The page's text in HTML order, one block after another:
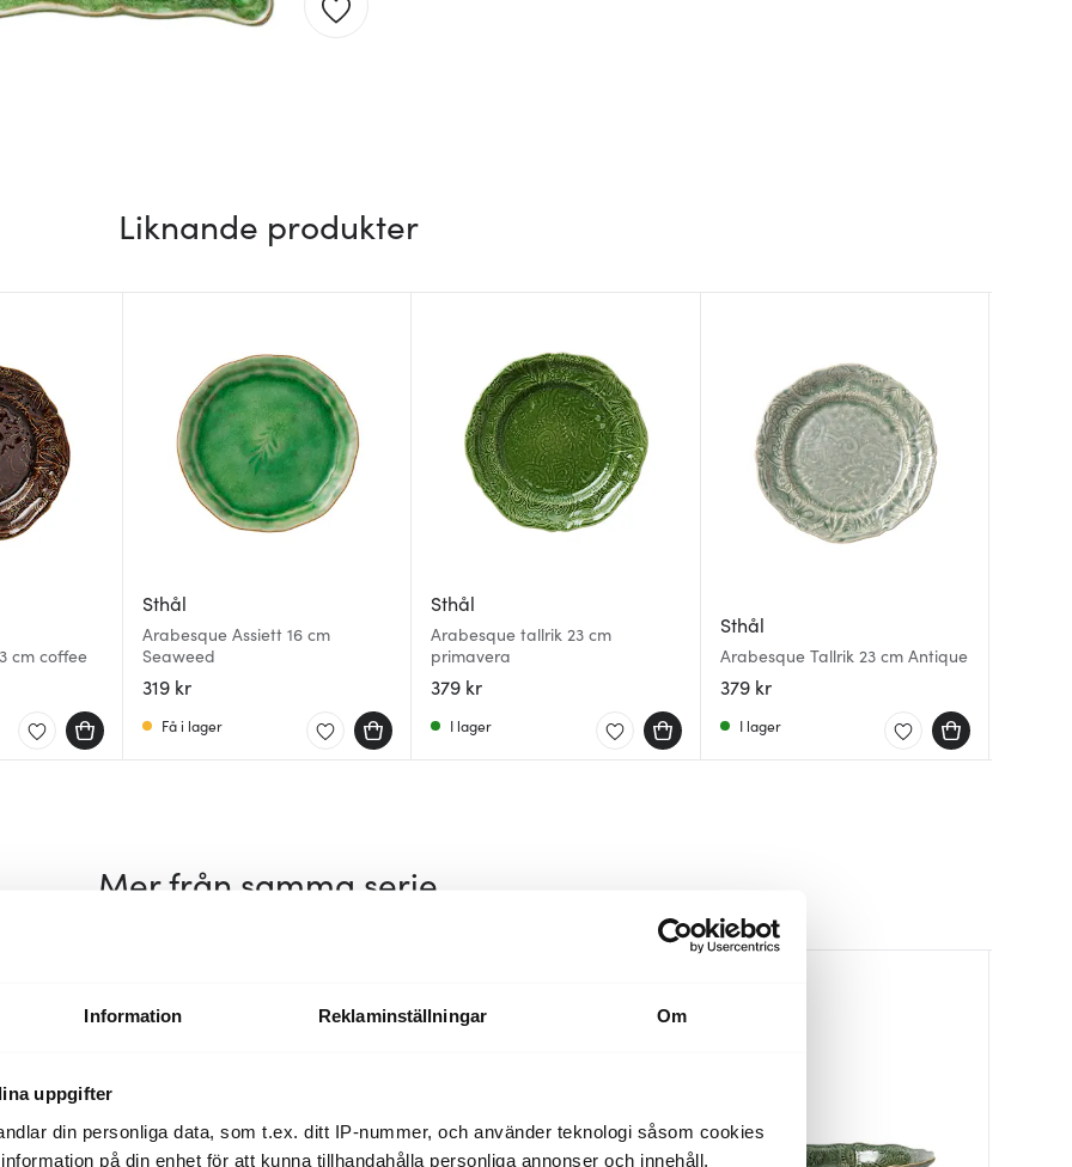
Information Reklaminställningar Om
uppgifter
din personliga data, som t.ex. ditt IP-nummer, och använder teknologi såsom cookies
på din enhet för att kunna tillhandahålla personliga annonser och innehåll,
Liknande produkter
cm coffee
Sthål
Arabesque Assiett 16 cm
Seaweed
319 kr
Få i lager
Sthål
Arabesque tallrik 23 cm
primavera
379 kr
I lager
Sthål
Arabesque Tallrik 23 cm Antique
379 kr
I lager
Mer från samma serie